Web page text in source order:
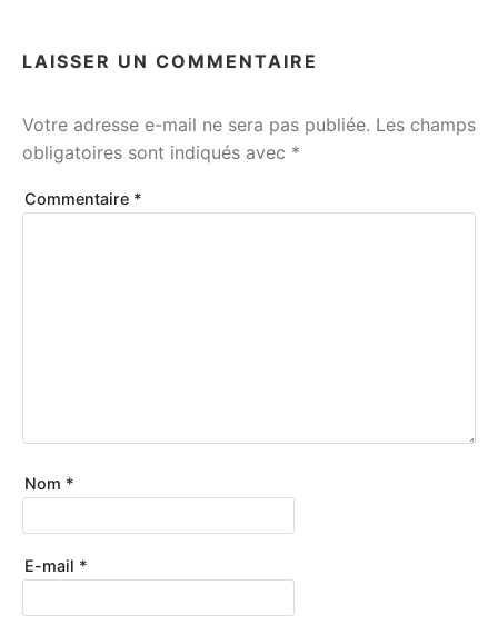
LAISSER UN COMMENTAIRE
Votre adresse e-mail ne sera pas publiée. Les champs
obligatoires sont indiqués avec *
Commentaire *
Nom *
E-mail *